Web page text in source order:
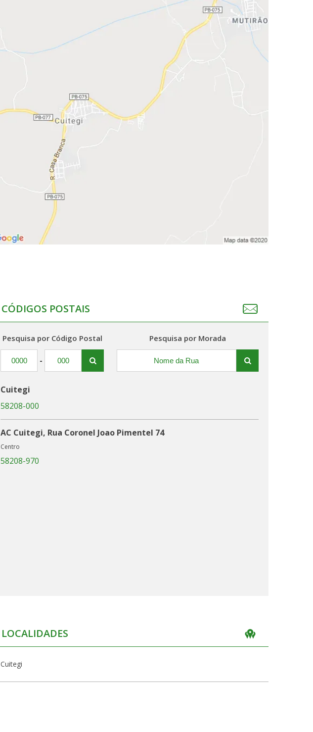
CÓDIGOS POSTAIS
Pesquisa por Código Postal
-
Pesquisa por Morada
Cuitegi
58208-000
AC Cuitegi, Rua Coronel Joao Pimentel 74
Centro
58208-970
LOCALIDADES
Cuitegi